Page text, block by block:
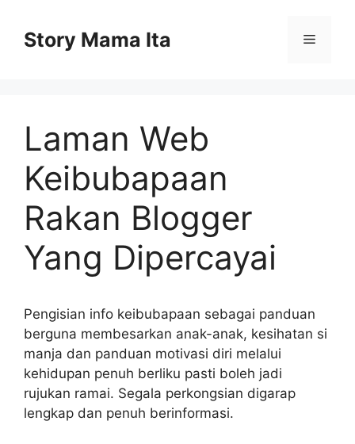
contentStory Mama Ita Menu
Laman Web
Keibubapaan
Rakan Blogger
Yang Dipercayai
Pengisian info keibubapaan sebagai panduan
berguna membesarkan anak-anak, kesihatan si
manja dan panduan motivasi diri melalui
kehidupan penuh berliku pasti boleh jadi
rujukan ramai. Segala perkongsian digarap
lengkap dan penuh berinformasi.